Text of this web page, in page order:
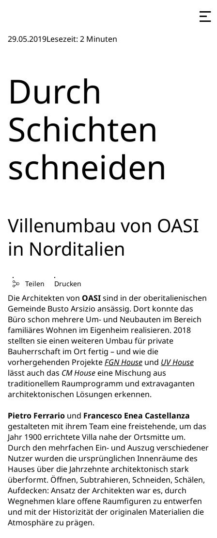
29.05.2019Lesezeit: 2 Minuten
Durch
Schichten
schneiden
Villenumbau von OASI
in Norditalien
Teilen Drucken
Die Architekten von OASIsind in der oberitalienischen
Gemeinde Busto Arsizio ansässig. Dort konnte das
Büro schon mehrere Um- und Neubauten im Bereich
familiäres Wohnen im Eigenheim realisieren. 2018
stellten sie einen weiteren Umbau für private
Bauherrschaft im Ort fertig – und wie die
vorhergehenden ProjekteFGN House und UV House
lässt auch das CM Houseeine Mischung aus
traditionellem Raumprogramm und extravaganten
architektonischen Lösungen erkennen.
Pietro Ferrario und Francesco Enea Castellanza
gestalteten mit ihrem Team eine freistehende, um das
Jahr 1900 errichtete Villa nahe der Ortsmitte um.
Durch den mehrfachen Ein- und Auszug verschiedener
Nutzer wurden die ursprünglichen Innenräume des
Hauses über die Jahrzehnte architektonisch stark
überformt. Öffnen, Subtrahieren, Schneiden, Schälen,
Aufdecken: Ansatz der Architekten war es, durch
Wegnehmen klare offene Raumfiguren zu entwerfen
und mit der Historizität der originalen Materialien die
Atmosphäre zu prägen.